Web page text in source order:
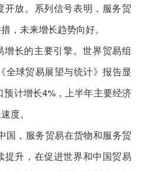
开放。系列信号表明，服务贸
，未来增长趋势向好。
增长的主要引擎。世界贸易组
全球贸易展望与统计》报告显
计增长4%，上半年主要经济
度。
国，服务贸易在货物和服务贸
升，在促进世界和中国贸易